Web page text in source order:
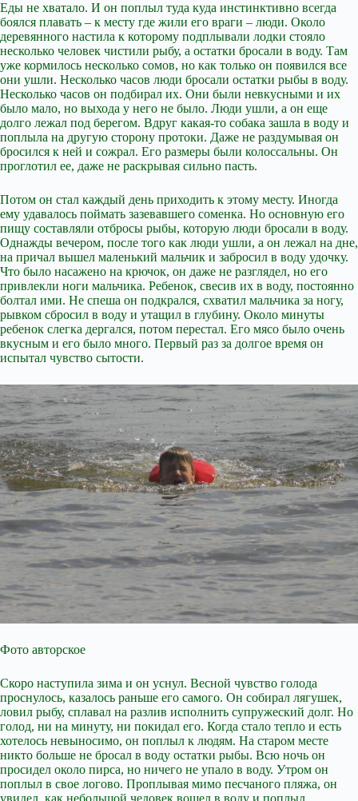
Еды не хватало. И он поплыл туда куда инстинктивно всегда
боялся плавать – к месту где жили его враги – люди. Около
деревянного настила к которому подплывали лодки стояло
несколько человек чистили рыбу, а остатки бросали в воду. Там
уже кормилось несколько сомов, но как только он появился все
они ушли. Несколько часов люди бросали остатки рыбы в воду.
Несколько часов он подбирал их. Они были невкусными и их
было мало, но выхода у него не было. Люди ушли, а он еще
долго лежал под берегом. Вдруг какая-то собака зашла в воду и
поплыла на другую сторону протоки. Даже не раздумывая он
бросился к ней и сожрал. Его размеры были колоссальны. Он
проглотил ее, даже не раскрывая сильно пасть.
Потом он стал каждый день приходить к этому месту. Иногда
ему удавалось поймать зазевавшего соменка. Но основную его
пищу составляли отбросы рыбы, которую люди бросали в воду.
Однажды вечером, после того как люди ушли, а он лежал на дне,
на причал вышел маленький мальчик и забросил в воду удочку.
Что было насажено на крючок, он даже не разглядел, но его
привлекли ноги мальчика. Ребенок, свесив их в воду, постоянно
болтал ими. Не спеша он подкрался, схватил мальчика за ногу,
рывком сбросил в воду и утащил в глубину. Около минуты
ребенок слегка дергался, потом перестал. Его мясо было очень
вкусным и его было много. Первый раз за долгое время он
испытал чувство сытости.
Фото авторское
Скоро наступила зима и он уснул. Весной чувство голода
проснулось, казалось раньше его самого. Он собирал лягушек,
ловил рыбу, сплавал на разлив исполнить супружеский долг. Но
голод, ни на минуту, ни покидал его. Когда стало тепло и есть
хотелось невыносимо, он поплыл к людям. На старом месте
никто больше не бросал в воду остатки рыбы. Всю ночь он
просидел около пирса, но ничего не упало в воду. Утром он
поплыл в свое логово. Проплывая мимо песчаного пляжа, он
увидел, как небольшой человек вошел в воду и поплыл.